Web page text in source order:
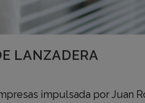
LANZADERA
impulsada por Juan